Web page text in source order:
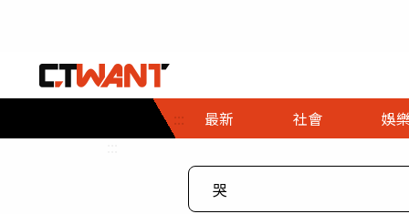
::: 最新 社會
社會首頁
時事
娛樂
娛樂首頁
即時
專題
財經首頁
熱線
３Ｃ
政